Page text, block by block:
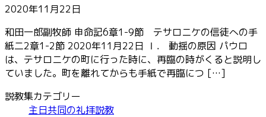
2020年11月22日
和田一郎副牧師 申命記6章1-9節 テサロニケの信徒への手
紙二2章1-2節 2020年11月22日 Ⅰ． 動揺の原因 パウロ
は、テサロニケの町に行った時に、再臨の時がくると説明し
ていました。町を離れてからも手紙で再臨につ […]
説教集カテゴリー
主日共同の礼拝説教